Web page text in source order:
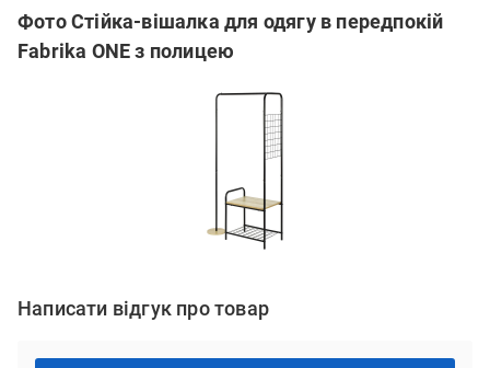
Фото Cтійка-вішалка для одягу в передпокій
Fabrika ONE з полицею
Написати відгук про товар